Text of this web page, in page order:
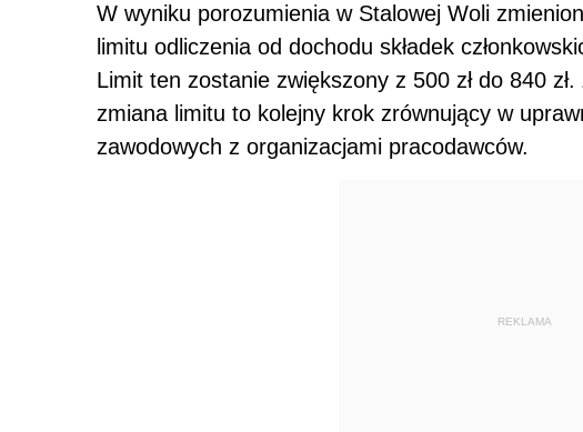
W wyniku porozumienia w Stalowej Woli
limitu odliczenia od dochodu składek
Limit ten zostanie zwiększony z 500 zł do 840
zmiana limitu to kolejny krok zrównujący w
zawodowych z organizacjami pracodawców.
REKLAMA